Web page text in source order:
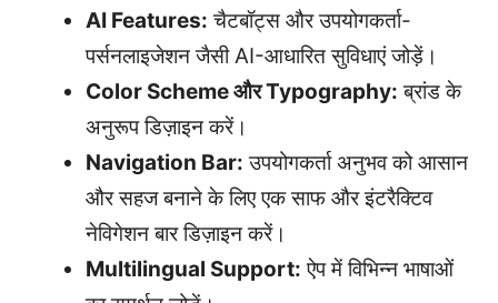
AI Features: चैटबॉट्स और उपयोगकर्ता-
पर्सनलाइजेशन जैसी AI-आधारित सुविधाएं जोड़ें।
Color Scheme और Typography: ब्रांड के
अनुरूप डिज़ाइन करें।
Navigation Bar: उपयोगकर्ता अनुभव को आसान
और सहज बनाने के लिए एक साफ और इंटरैक्टिव
नेविगेशन बार डिज़ाइन करें।
Multilingual Support: ऐप में विभिन्न भाषाओं